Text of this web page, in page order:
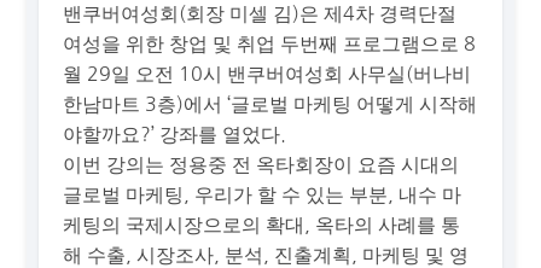
밴쿠버여성회(회장 미셀 김)은 제4차 경력단절
여성을 위한 창업 및 취업 두번째 프로그램으로 8
월 29일 오전 10시 밴쿠버여성회 사무실(버나비
한남마트 3층)에서 ‘글로벌 마케팅 어떻게 시작해
야할까요?’ 강좌를 열었다.
이번 강의는 정용중 전 옥타회장이 요즘 시대의
글로벌 마케팅, 우리가 할 수 있는 부분, 내수 마
케팅의 국제시장으로의 확대, 옥타의 사례를 통
해 수출, 시장조사, 분석, 진출계획, 마케팅 및 영